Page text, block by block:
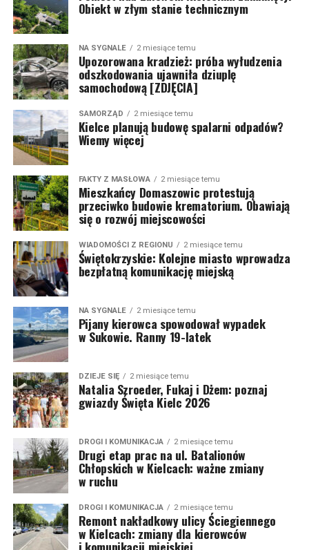
Obiekt w złym stanie technicznym
NA SYGNALE 2 miesiące temu
Upozorowana kradzież: próba wyłudzenia
odszkodowania ujawniła dziuplę
samochodową [ZDJĘCIA]
SAMORZĄD 2 miesiące temu
Kielce planują budowę spalarni odpadów?
Wiemy więcej
FAKTY Z MASŁOWA 2 miesiące temu
Mieszkańcy Domaszowic protestują
przeciwko budowie krematorium. Obawiają
się o rozwój miejscowości
WIADOMOŚCI Z REGIONU 2 miesiące temu
Świętokrzyskie: Kolejne miasto wprowadza
bezpłatną komunikację miejską
NA SYGNALE 2 miesiące temu
Pijany kierowca spowodował wypadek
w Sukowie. Ranny 19-latek
DZIEJE SIĘ 2 miesiące temu
Natalia Szroeder, Fukaj i Dżem: poznaj
gwiazdy Święta Kielc 2026
DROGI I KOMUNIKACJA 2 miesiące temu
Drugi etap prac na ul. Batalionów
Chłopskich w Kielcach: ważne zmiany
w ruchu
DROGI I KOMUNIKACJA 2 miesiące temu
Remont nakładkowy ulicy Ściegiennego
w Kielcach: zmiany dla kierowców